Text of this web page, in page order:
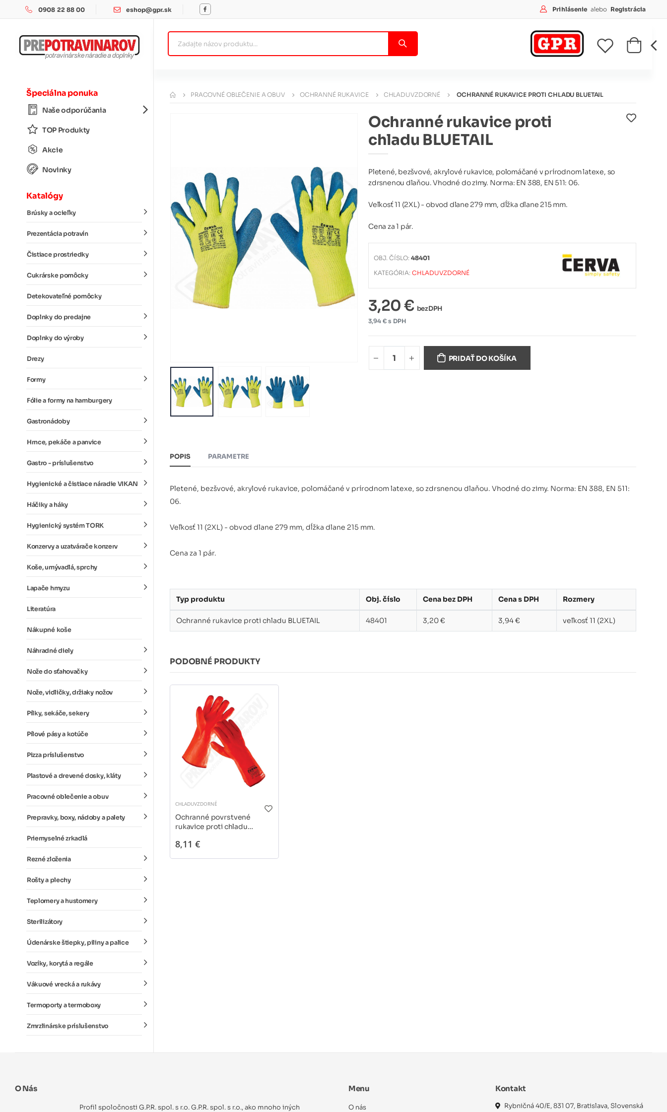
0908 22 88 00 eshop@gpr.sk Prihlásenie alebo Registrácia
Špeciálna ponuka
Naše odporúčania
TOP Produkty
Akcie
Novinky
Katalógy
Brúsky a ocieľky
Prezentácia potravín
Čistiace prostriedky
Cukrárske pomôcky
Detekovateľné pomôcky
Doplnky do predajne
Doplnky do výroby
Drezy
Formy
Fólie a formy na hamburgery
Gastronádoby
Hrnce, pekáče a panvice
Gastro - príslušenstvo
Hygienické a čistiace náradie VIKAN
Háčiky a háky
Hygienický systém TORK
Konzervy a uzatvárače konzerv
Koše, umývadlá, sprchy
Lapače hmyzu
Literatúra
Nákupné koše
Náhradné diely
Nože do sťahovačky
Nože, vidličky, držiaky nožov
Pílky, sekáče, sekery
Pílové pásy a kotúče
Pizza príslušenstvo
Plastové a drevené dosky, kláty
Pracovné oblečenie a obuv
Prepravky, boxy, nádoby a palety
Priemyselné zrkadlá
Rezné zloženia
Rošty a plechy
Teplomery a hustomery
Sterilizátory
Údenárske štiepky, piliny a palice
Vozíky, korytá a regále
Vákuové vrecká a rukávy
Termoporty a termoboxy
Zmrzlinárske príslušenstvo
PRACOVNÉ OBLEČENIE A OBUV OCHRANNÉ RUKAVICE CHLADUVZDORNÉ OCHRANNÉ RUKAVICE PROTI CHLADU BLUETAIL
Ochranné rukavice proti
chladu BLUETAIL
Pletené, bezšvové, akrylové rukavice, polomáčané v prírodnom latexe, so
zdrsnenou dlaňou. Vhodné do zimy. Norma: EN 388, EN 511: 06.
Veľkosť 11 (2XL) - obvod dlane 279 mm, dĺžka dlane 215 mm.
Cena za 1 pár.
OBJ. ČÍSLO:48401
KATEGÓRIA:CHLADUVZDORNÉ
3,20 € bez DPH
3,94 € s DPH
PRIDAŤ DO KOŠÍKA
POPIS PARAMETRE
Pletené, bezšvové, akrylové rukavice, polomáčané v prírodnom latexe, so zdrsnenou dlaňou. Vhodné do zimy. Norma: EN 388, EN 511:
06.
Veľkosť 11 (2XL) - obvod dlane 279 mm, dĺžka dlane 215 mm.
Cena za 1 pár.
Typ produktu Obj. číslo Cena bez DPH Cena s DPH Rozmery
Ochranné rukavice proti chladu BLUETAIL 48401 3,20 € 3,94 € veľkosť 11 (2XL)
PODOBNÉ PRODUKTY
CHLADUVZDORNÉ
Ochranné povrstvené
rukavice proti chladu
8,11 €
O Nás
Profil spoločnosti G.P.R. spol. s r.o. G.P.R. spol. s r.o., ako mnoho iných
Menu
O nás
Kontakt
Rybničná 40/E, 831 07, Bratislava, Slovenská